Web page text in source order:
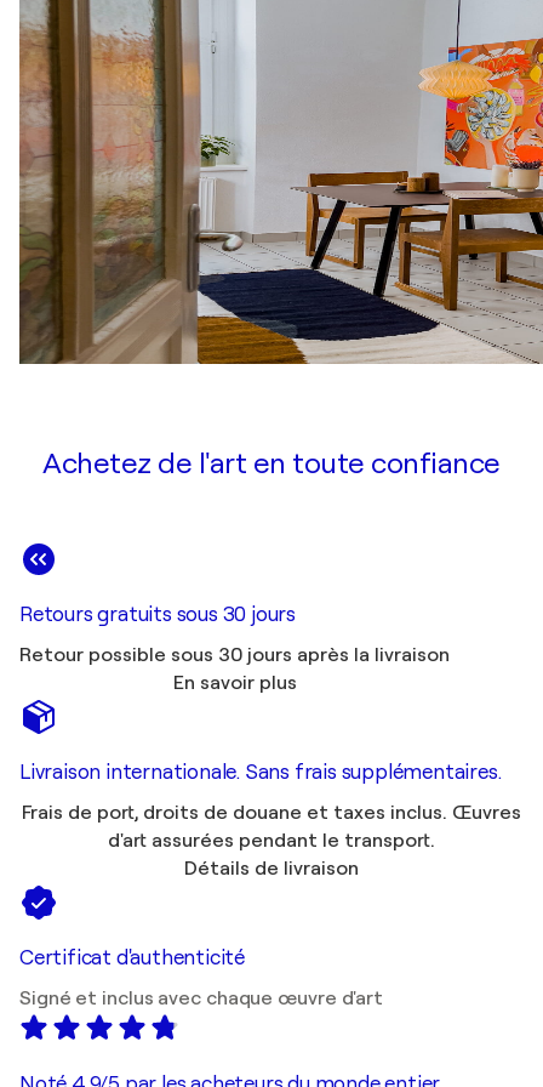
Achetez de l'art en toute confiance
Retours gratuits sous 30 jours
Retour possible sous 30 jours après la livraison
En savoir plus
Livraison internationale. Sans frais supplémentaires.
Frais de port, droits de douane et taxes inclus. Œuvres
d'art assurées pendant le transport.
Détails de livraison
Certificat d'authenticité
Signé et inclus avec chaque œuvre d'art